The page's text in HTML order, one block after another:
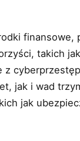
finansowe,
takich
jak i wad
jak